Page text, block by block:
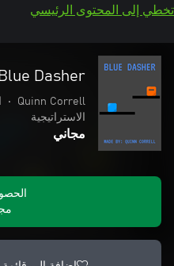
تخطي إلى المحتوى الرئيسي
Blue Dasher
Quinn Correll
•
الاستراتيجية
مجاني